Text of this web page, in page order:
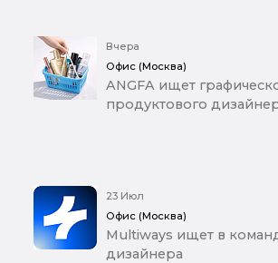
Вчера
Офис (Москва)
ANGFA ищет
продуктового
23 Июл
Офис (Москва)
Multiways ищет в
дизайнера